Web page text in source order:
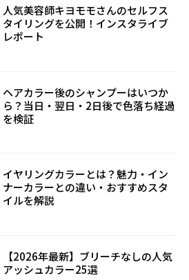
人気美容師キヨモモさんのセルフス
タイリングを公開！インスタライブ
レポート
ヘアカラー後のシャンプーはいつか
ら？当日・翌日・2日後で色落ち経過
を検証
イヤリングカラーとは？魅力・イン
ナーカラーとの違い・おすすめスタ
イルを解説
【2026年最新】ブリーチなしの人気
アッシュカラー25選